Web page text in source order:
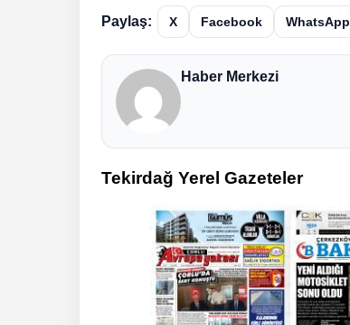
Paylaş: X Facebook WhatsApp
Haber Merkezi
Tekirdağ Yerel Gazeteler